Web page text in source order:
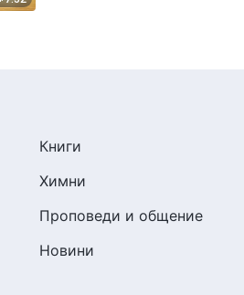
Книги
Химни
Проповеди и общение
Новини